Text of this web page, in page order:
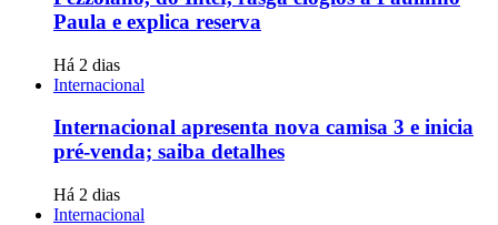
Paula e explica reserva
Há 2 dias
Internacional
Internacional apresenta nova camisa 3 e inicia
pré-venda; saiba detalhes
Há 2 dias
Internacional